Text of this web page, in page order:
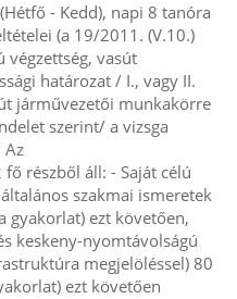
- Kedd), napi 8 tanóra
(a 19/2011. (V.10.)
végzettség, vasút
határozat / I., vagy II.
járművezetői munkakörre
szerint/ a vizsga
Az
részből áll: - Saját célú
szakmai ismeretek
gyakorlat) ezt követően,
keskeny-nyomtávolságú
megjelöléssel) 80
ezt követően